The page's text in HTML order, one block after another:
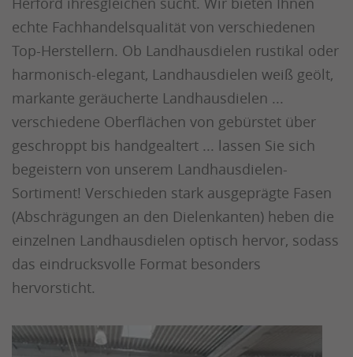
echte Fachhandelsqualität von verschiedenen
Top-Herstellern. Ob Landhausdielen rustikal oder
harmonisch-elegant, Landhausdielen weiß geölt,
markante geräucherte Landhausdielen ...
verschiedene Oberflächen von gebürstet über
geschroppt bis handgealtert ... lassen Sie sich
begeistern von unserem Landhausdielen-
Sortiment! Verschieden stark ausgeprägte Fasen
(Abschrägungen an den Dielenkanten) heben die
einzelnen Landhausdielen optisch hervor, sodass
das eindrucksvolle Format besonders
hervorsticht.